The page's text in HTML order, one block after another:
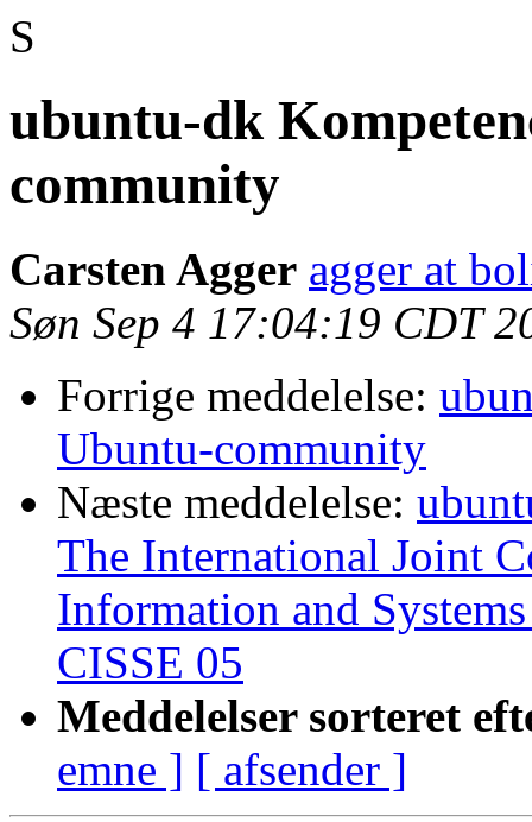
S
ubuntu-dk
community
Carsten Agger agger at
Søn Sep 4 17:04:19 CDT
Forrige meddelelse:
Ubuntu-community
Næste meddelelse:
The International Joint
Information and
CISSE 05
Meddelelser sorteret
emne ] [ afsender ]